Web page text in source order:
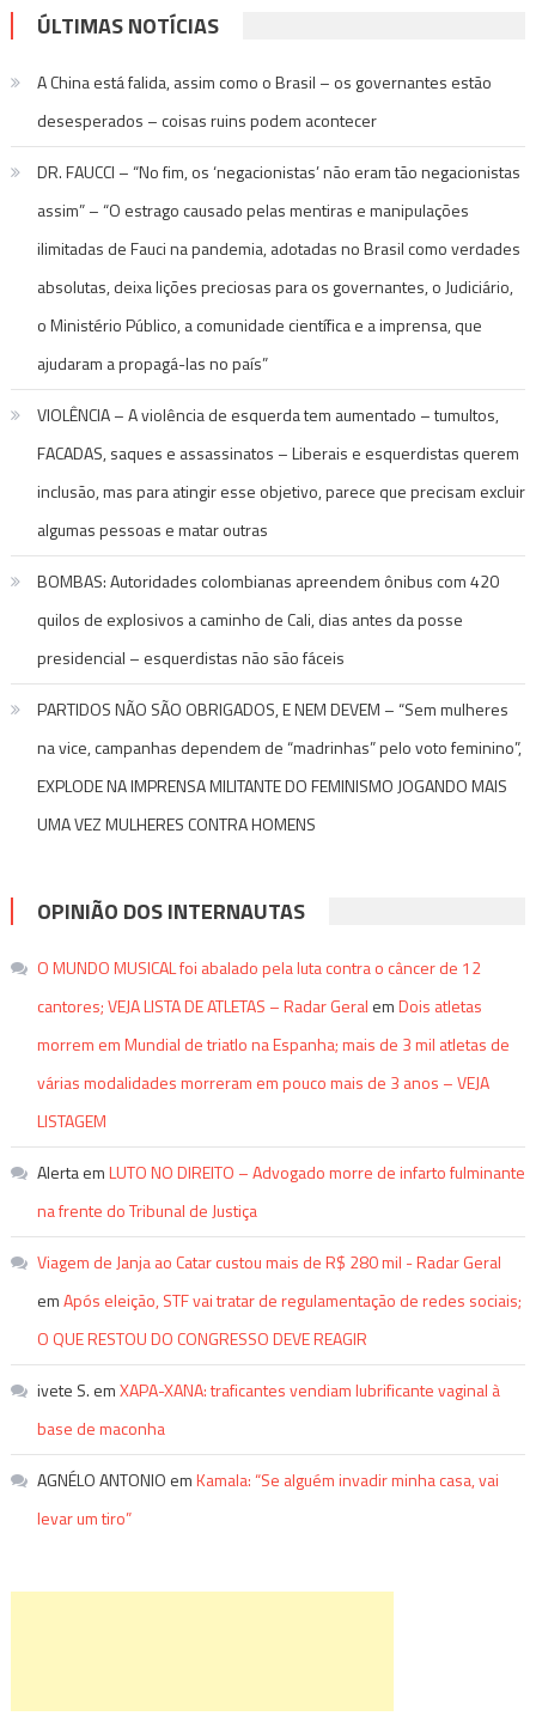
ÚLTIMAS NOTÍCIAS
A China está falida, assim como o Brasil – os governantes estão
desesperados – coisas ruins podem acontecer
DR. FAUCCI – “No fim, os ‘negacionistas’ não eram tão negacionistas
assim” – “O estrago causado pelas mentiras e manipulações
ilimitadas de Fauci na pandemia, adotadas no Brasil como verdades
absolutas, deixa lições preciosas para os governantes, o Judiciário,
o Ministério Público, a comunidade científica e a imprensa, que
ajudaram a propagá-las no país”
VIOLÊNCIA – A violência de esquerda tem aumentado – tumultos,
FACADAS, saques e assassinatos – Liberais e esquerdistas querem
inclusão, mas para atingir esse objetivo, parece que precisam excluir
algumas pessoas e matar outras
BOMBAS: Autoridades colombianas apreendem ônibus com 420
quilos de explosivos a caminho de Cali, dias antes da posse
presidencial – esquerdistas não são fáceis
PARTIDOS NÃO SÃO OBRIGADOS, E NEM DEVEM – “Sem mulheres
na vice, campanhas dependem de “madrinhas” pelo voto feminino”,
EXPLODE NA IMPRENSA MILITANTE DO FEMINISMO JOGANDO MAIS
UMA VEZ MULHERES CONTRA HOMENS
OPINIÃO DOS INTERNAUTAS
O MUNDO MUSICAL foi abalado pela luta contra o câncer de 12
cantores; VEJA LISTA DE ATLETAS – Radar Geral emDois atletas
morrem em Mundial de triatlo na Espanha; mais de 3 mil atletas de
várias modalidades morreram em pouco mais de 3 anos – VEJA
LISTAGEM
AlertaemLUTO NO DIREITO – Advogado morre de infarto fulminante
na frente do Tribunal de Justiça
Viagem de Janja ao Catar custou mais de R$ 280 mil - Radar Geral
emApós eleição, STF vai tratar de regulamentação de redes sociais;
O QUE RESTOU DO CONGRESSO DEVE REAGIR
ivete S. emXAPA-XANA: traficantes vendiam lubrificante vaginal à
base de maconha
AGNÉLO ANTONIO emKamala: “Se alguém invadir minha casa, vai
levar um tiro”